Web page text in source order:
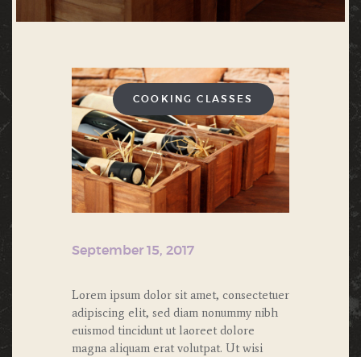
COOKING CLASSES
September 15, 2017
Lorem ipsum dolor sit amet, consectetuer
adipiscing elit, sed diam nonummy nibh
euismod tincidunt ut laoreet dolore
magna aliquam erat volutpat. Ut wisi